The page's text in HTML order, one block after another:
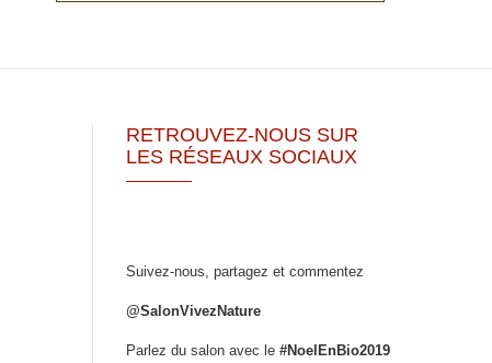
RETROUVEZ-NOUS SUR
LES RÉSEAUX SOCIAUX
Suivez-nous, partagez et commentez
@SalonVivezNature
Parlez du salon avec le #NoelEnBio2019